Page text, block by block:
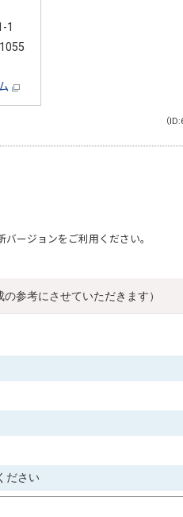
1
（
ージョンをご利用ください。